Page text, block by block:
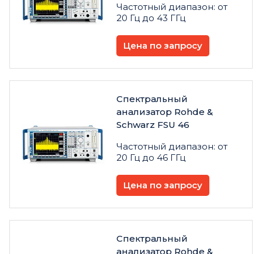
Частотный диапазон: от
20 Гц до 43 ГГц
Цена по запросу
Спектральный
анализатор Rohde &
Schwarz FSU 46
Частотный диапазон: от
20 Гц до 46 ГГц
Цена по запросу
Спектральный
анализатор Rohde &